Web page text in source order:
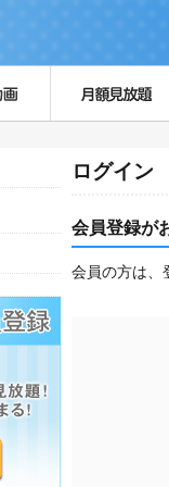
ログイン
会員登録が
会員の方は、